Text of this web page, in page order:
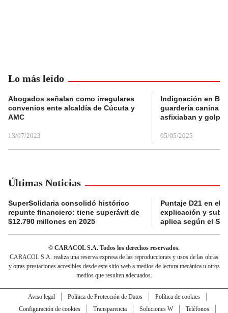
Lo más leído
Abogados señalan como irregulares
convenios ente alcaldía de Cúcuta y
AMC
13/07/2023
Indignación en
guardería canina
asfixiaban y
05/05/2025
Últimas Noticias
SuperSolidaria consolidó histórico
repunte financiero: tiene superávit de
$12.790 millones en 2025
Puntaje D21 en el
explicación y
aplica según el
© CARACOL S.A. Todos los derechos reservados.
CARACOL S.A. realiza una reserva expresa de las reproducciones y usos de las obras
y otras prestaciones accesibles desde este sitio web a medios de lectura mecánica u otros
medios que resulten adecuados.
Aviso legal Política de Protección de Datos
Política de cookies
Configuración de cookies
Transparencia Soluciones W
Teléfonos